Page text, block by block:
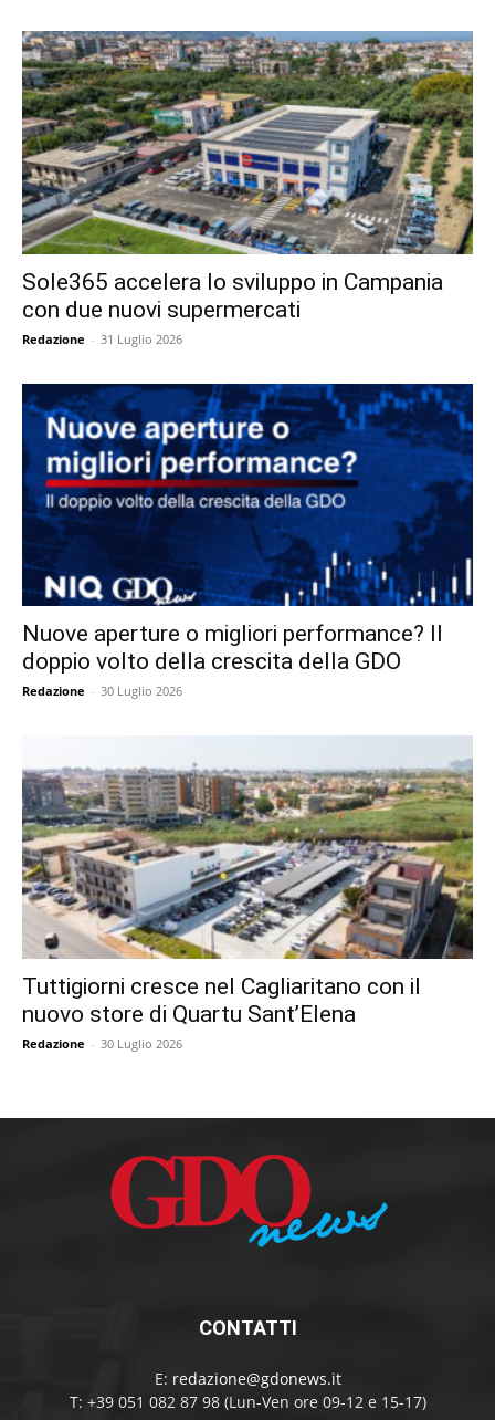
Sole365 accelera lo sviluppo in Campania
con due nuovi supermercati
Redazione - 31 Luglio 2026
Nuove aperture o migliori performance? Il
doppio volto della crescita della GDO
Redazione - 30 Luglio 2026
Tuttigiorni cresce nel Cagliaritano con il
nuovo store di Quartu Sant’Elena
Redazione - 30 Luglio 2026
CONTATTI
E: redazione@gdonews.it
T: +39 051 082 87 98 (Lun-Ven ore 09-12 e 15-17)